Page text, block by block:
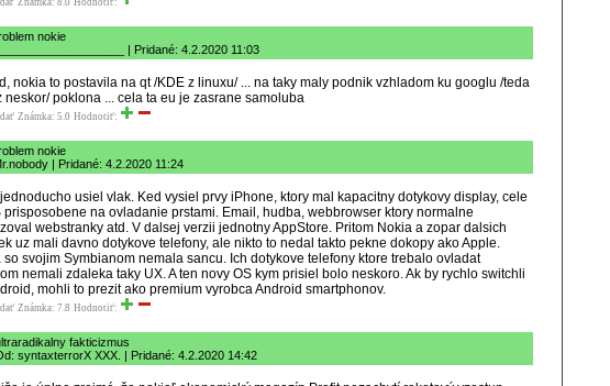
Známka: 8.0 Hodnotiť:
nokie
| Pridané: 4.2.2020 11:03
nokia to postavila na qt /KDE z linuxu/ ... na taky maly podnik vzhladom ku googlu /teda
neskor/ poklona ... cela ta eu je zasrane samoluba
Známka: 5.0 Hodnotiť:
nokie
| Pridané: 4.2.2020 11:24
usiel vlak. Ked vysiel prvy iPhone, ktory mal kapacitny dotykovy display, cele
prisposobene na ovladanie prstami. Email, hudba, webbrowser ktory normalne
webstranky atd. V dalsej verzii jednotny AppStore. Pritom Nokia a zopar dalsich
uz mali davno dotykove telefony, ale nikto to nedal takto pekne dokopy ako Apple.
so svojim Symbianom nemala sancu. Ich dotykove telefony ktore trebalo ovladat
nemali zdaleka taky UX. A ten novy OS kym prisiel bolo neskoro. Ak by rychlo switchli
mohli to prezit ako premium vyrobca Android smartphonov.
Známka: 7.8 Hodnotiť:
fakticizmus
syntaxterrorX XXX. | Pridané: 4.2.2020 14:42